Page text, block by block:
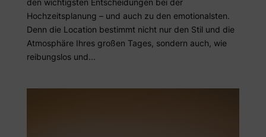
Hochzeitsplanung – und auch zu den emotionalsten.
Denn die Location bestimmt nicht nur den Stil und die
Atmosphäre Ihres großen Tages, sondern auch, wie
reibungslos und...